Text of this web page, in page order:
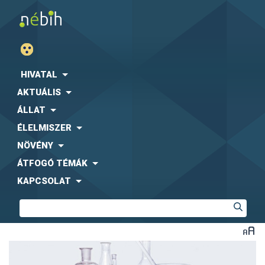
HIVATAL
AKTUÁLIS
ÁLLAT
ÉLELMISZER
NÖVÉNY
ÁTFOGÓ TÉMÁK
KAPCSOLAT